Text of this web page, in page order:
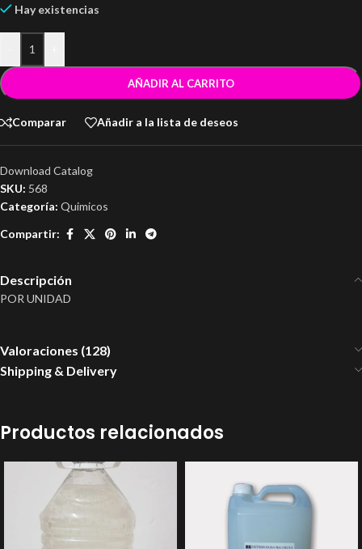
Hay existencias
AÑADIR AL CARRITO
Comparar Añadir a la lista de deseos
Download Catalog
SKU: 568
Categoría: Quimicos
Compartir:
Descripción
POR UNIDAD
Valoraciones (128)
Shipping & Delivery
Productos relacionados